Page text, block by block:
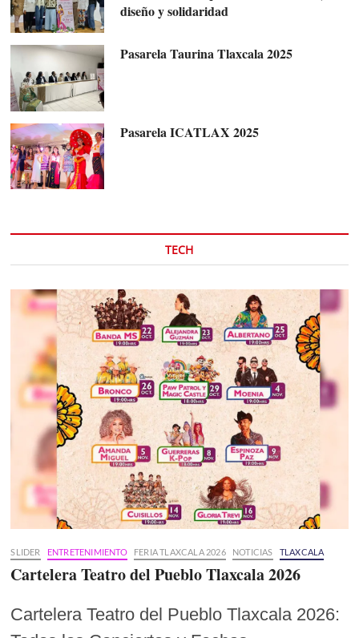
diseño y solidaridad
Pasarela Taurina Tlaxcala 2025
Pasarela ICATLAX 2025
TECH
SLIDER ENTRETENIMIENTO FERIA TLAXCALA 2026 NOTICIAS TLAXCALA
Cartelera Teatro del Pueblo Tlaxcala 2026
Cartelera Teatro del Pueblo Tlaxcala 2026: